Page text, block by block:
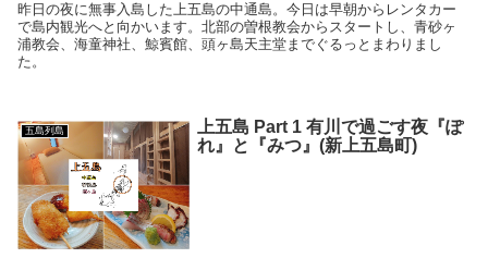
昨日の夜に無事入島した上五島の中通島。今日は早朝からレンタカー
で島内観光へと向かいます。北部の曽根教会からスタートし、青砂ヶ
浦教会、海童神社、鯨賓館、頭ヶ島天主堂までぐるっとまわりまし
た。
五島列島
上五島 Part 1 有川で過ごす夜『ぽ
れ』と『みつ』(新上五島町)